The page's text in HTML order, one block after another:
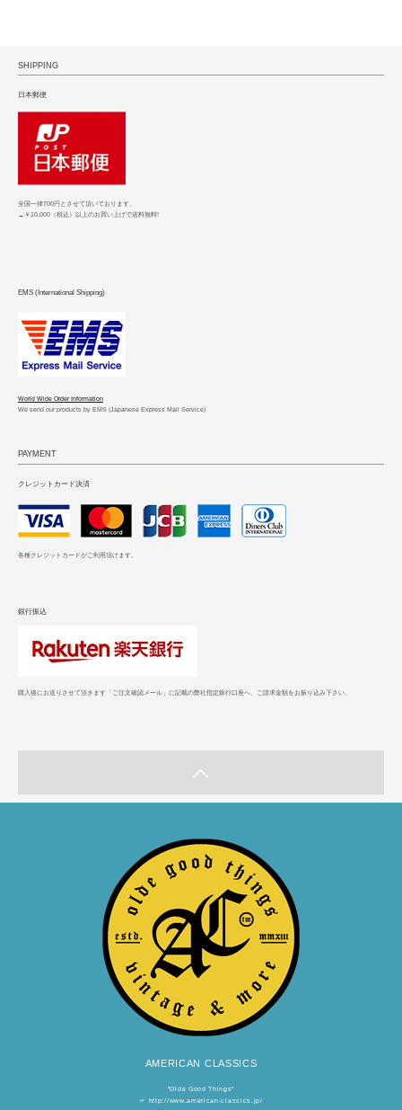
SHIPPING
日本郵便
全国一律700円とさせて頂いております。
→￥10,000（税込）以上のお買い上げで送料無料!
EMS (International Shipping)
World Wide Order Information
We send our products by EMS (Japanese Express Mail Service)
PAYMENT
クレジットカード決済
各種クレジットカードがご利用頂けます。
銀行振込
購入後にお送りさせて頂きます「ご注文確認メール」に記載の弊社指定銀行口座へ、ご請求金額をお振り込み下さい。
AMERICAN CLASSICS
"Olde Good Things"
☞ http://www.american-classics.jp/